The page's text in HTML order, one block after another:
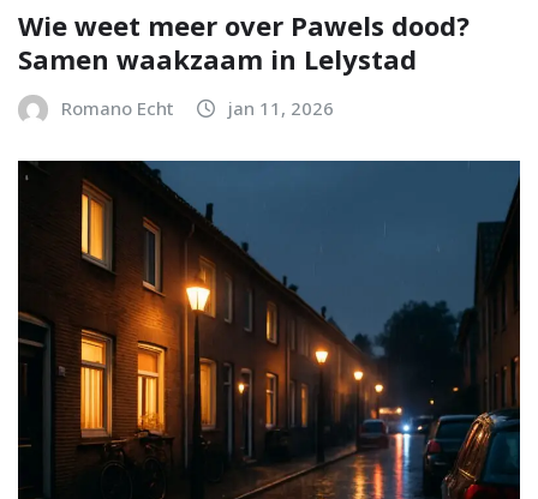
Wie weet meer over Pawels dood?
Samen waakzaam in Lelystad
Romano Echt jan 11, 2026